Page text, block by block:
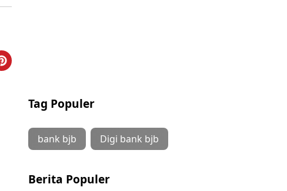
Tag Populer
bank bjb Digi bank bjb
Berita Populer